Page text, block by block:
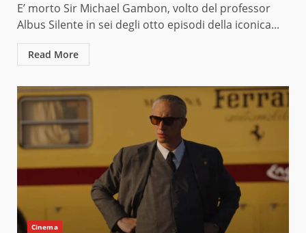
E’ morto Sir Michael Gambon, volto del professor
Albus Silente in sei degli otto episodi della iconica...
Read More
Cinema